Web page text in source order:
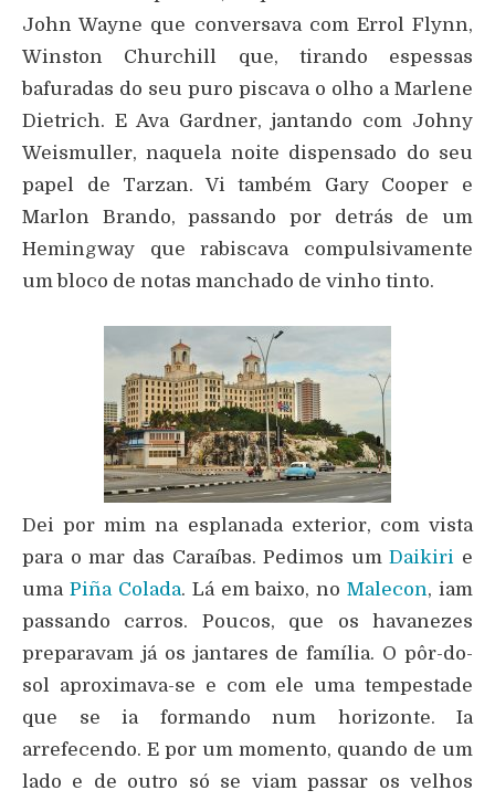
John Wayne que conversava com Errol Flynn,
Winston Churchill que, tirando espessas
bafuradas do seu puro piscava o olho a Marlene
Dietrich. E Ava Gardner, jantando com Johny
Weismuller, naquela noite dispensado do seu
papel de Tarzan. Vi também Gary Cooper e
Marlon Brando, passando por detrás de um
Hemingway que rabiscava compulsivamente
um bloco de notas manchado de vinho tinto.
Dei por mim na esplanada exterior, com vista
para o mar das Caraíbas. Pedimos umDaikiri e
uma Piña Colada. Lá em baixo, noMalecon, iam
passando carros. Poucos, que os havanezes
preparavam já os jantares de família. O pôr-do-
sol aproximava-se e com ele uma tempestade
que se ia formando num horizonte. Ia
arrefecendo. E por um momento, quando de um
lado e de outro só se viam passar os velhos